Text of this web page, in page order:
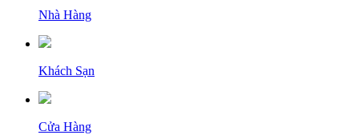
Nhà Hàng
Khách Sạn
Cửa Hàng